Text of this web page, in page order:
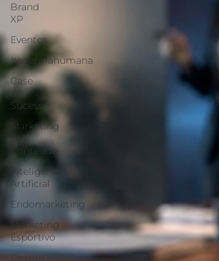
Brand
XP
Eventos
#energiahumana
Case
de
Sucesso
Marketing
de
Conteúdo
Inteligência
Artificial
Endomarketing
Marketing
Esportivo
Design